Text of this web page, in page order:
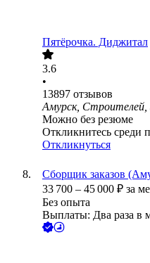
Пятёрочка. Диджитал
3.6
•
13897 отзывов
Амурск, Строителей,
Можно без резюме
Откликнитесь среди
Откликнуться
Сборщик заказов
33 700 – 45 000 ₽ за
Без опыта
Выплаты: Два раза в